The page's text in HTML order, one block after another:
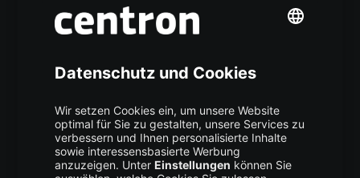
Mehr centron
High Availability
Trust Center
Data Recovery
Backup Service